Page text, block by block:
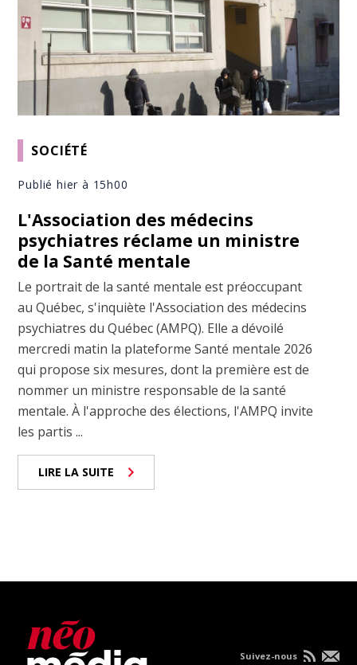
SOCIÉTÉ
Publié hier à 15h00
L'Association des médecins
psychiatres réclame un ministre
de la Santé mentale
Le portrait de la santé mentale est préoccupant
au Québec, s'inquiète l'Association des médecins
psychiatres du Québec (AMPQ). Elle a dévoilé
mercredi matin la plateforme Santé mentale 2026
qui propose six mesures, dont la première est de
nommer un ministre responsable de la santé
mentale. À l'approche des élections, l'AMPQ invite
les partis ...
LIRE LA SUITE
Suivez-nous